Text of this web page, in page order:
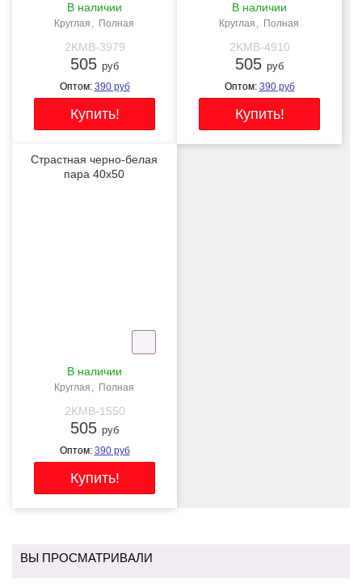
В наличии
Круглая Полная
2KMB-3979
505 руб
Оптом: 390руб
В наличии
Круглая Полная
2KMB-4910
505 руб
Оптом: 390руб
Страстная черно-белая
пара 40x50
В наличии
Круглая Полная
2KMB-1550
505 руб
Оптом: 390руб
ВЫ ПРОСМАТРИВАЛИ